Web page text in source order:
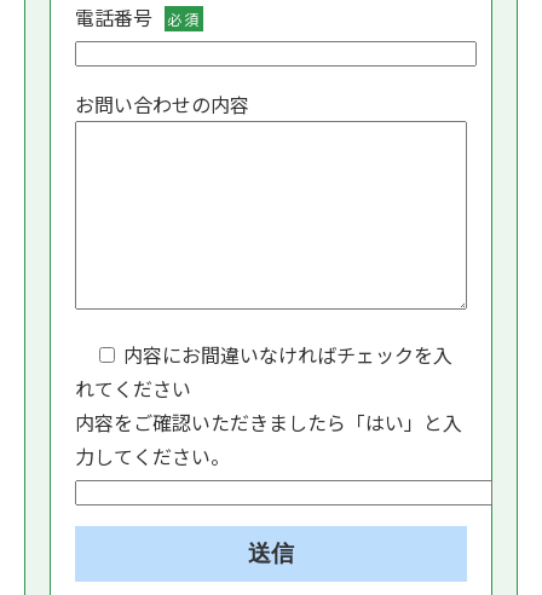
電話番号 必須
お問い合わせの内容
内容にお間違いなければチェックを入
れてください
内容をご確認いただきましたら「はい」と入
力してください。